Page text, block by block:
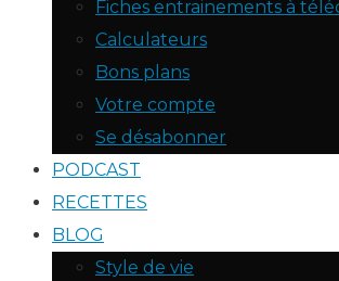
Fiches entrainements à
Calculateurs
Bons plans
Votre compte
Se désabonner
PODCAST
RECETTES
BLOG
Style de vie